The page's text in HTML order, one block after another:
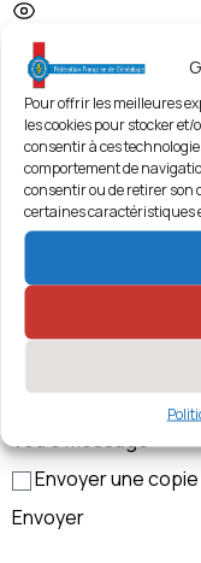
Pour offrir les meilleures
les cookies pour stocker
consentir à ces
comportement de
consentir ou de retirer
certaines caractéristiques
1603 vues
Localisation
+
−
Bretagne Historique
lartigue-
https://
Contacter
Votre E-mail
Votre téléphone
Votre Message*
Envoyer une
Envoyer